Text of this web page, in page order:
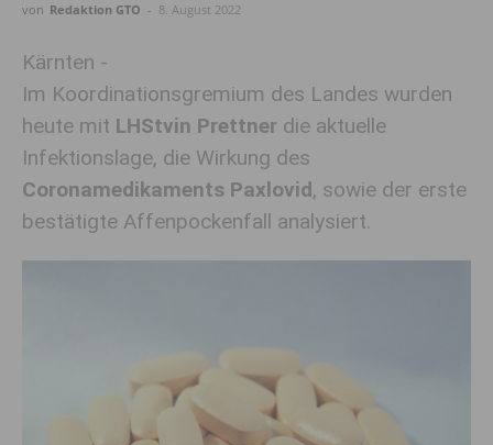
von Redaktion GTO - 8. August 2022
Kärnten -
Im Koordinationsgremium des Landes wurden
heute mit LHStvin Prettner die aktuelle
Infektionslage, die Wirkung des
Coronamedikaments Paxlovid, sowie der erste
bestätigte Affenpockenfall analysiert.